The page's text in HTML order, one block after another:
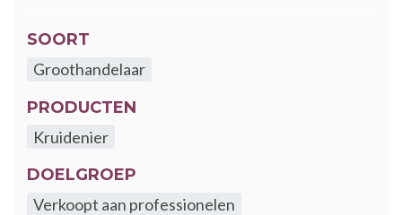
SOORT
Groothandelaar
PRODUCTEN
Kruidenier
DOELGROEP
Verkoopt aan professionelen